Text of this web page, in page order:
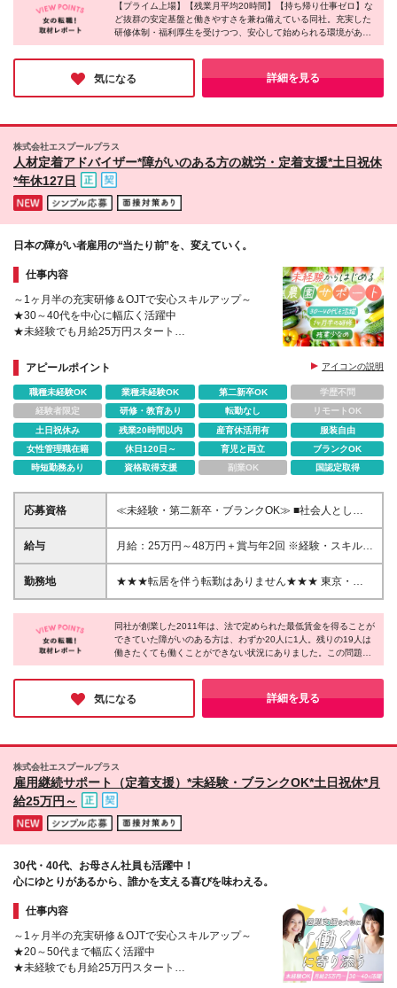
谷、大和、鶴見 ■埼玉県 さいたま宮原、南越谷、春日
部、所沢、新所沢、新座、鳩ヶ谷、北朝霞、ふじみ
野、わらび ■千葉県 本八幡、幕張本郷、南船橋、八千
代台、流山おおたかの森 ■大阪府 おおとり、なかも
ず、寝屋川、此花、北加賀屋、新大阪、平野、枚方、
大日 ■兵庫県 三宮、西宮 (変更の範囲)上記を除く当社
【プライム上場】【残業月平均20時間】【持ち帰り仕事ゼロ】な
ど抜群の安定基盤と働きやすさを兼ね備えている同社。充実した
研修体制・福利厚生を受けつつ、安心して始められる環境がある
ことは勿論、保育士、幼稚園教諭、塾講師など様々な経歴や資格
を持つ先輩たちと協力しながら進められるスタイルだそうで、未
経験の方でも活躍できる環境だと感じました！同社で目の前の方
に寄り添うお仕事を始めてみませんか。
気になる 詳細を見る
株式会社エスプールプラス
人材定着アドバイザー*障がいのある方の就労・定着支援*土日祝休
*年休127日
日本の障がい者雇用の“当たり前”を、変えていく。
仕事内容
～1ヶ月半の充実研修＆OJTで安心スキルアップ～
★30～40代を中心に幅広く活躍中
★未経験でも月給25万円スタート
★お母さん社員も活躍中（「えるぼし」三つ星認定）
アピールポイント アイコンの説明
職種未経験OK 業種未経験OK 第二新卒OK
学歴不問
経験者限定
研修・教育あり 転勤なし
リモートOK
土日祝休み
残業20時間以内 産育休活用有
服装自由
女性管理職在籍
休日120日～ 育児と両立
ブランクOK
時短勤務あり
資格取得支援 副業OK 国認定取得
応募資格
≪未経験・第二新卒・ブランクOK≫ ■社会人として
の何らかの職務経験をお持ちの方 ■専門卒以上 ＜以下
のような方を歓迎します＞ ■「1人でも多くの障がい
共感いただける方 ■「困っている人の力になりたい」
という想いがある方 ■指示待ちではなく積極的に行動
給与
月給：25万円～48万円＋賞与年2回 ※経験・スキルを
考慮して決定します。 ※試用期間3カ月あり（期間中
の給与・福利厚生に差異はありません） ※残業代は別
などの待遇に差異はありません（契約社員：正社員登
用あり） 【契約社員のみ】 ※契約の更新 有（業務
習熟度・勤務実績等により判断／6カ月ごとに更新）
勤務地
★★★転居を伴う転勤はありません★★★ 東京・神
奈川・埼玉・千葉・愛知・大阪の自社農園にて勤務い
ただきます。 ※配属先は現住所やご希望などを考慮し
て決定します ※マイカー通勤OK（勤務地により異な
ります） (変更の範囲)上記を除く当社関連勤務地
同社が創業した2011年は、法で定められた最低賃金を得ることが
できていた障がいのある方は、わずか20人に1人。残りの19人は
働きたくても働くことができない状況にありました。この問題を
解決すべく誕生したのが『わーくはぴねす農園』なのだそうで
す。お話を伺う中で、その企業理念や取り組みに心打たれまし
た。「誰かの役に立つのが嬉しい」「家族や友人に誇れる仕事が
したい」そんな方にピッタリの環境ではないでしょうか。
気になる 詳細を見る
株式会社エスプールプラス
雇用継続サポート（定着支援）*未経験・ブランクOK*土日祝休*月
給25万円～
30代・40代、お母さん社員も活躍中！
心にゆとりがあるから、誰かを支える喜びを味わえる。
仕事内容
～1ヶ月半の充実研修＆OJTで安心スキルアップ～
★20～50代まで幅広く活躍中
★未経験でも月給25万円スタート